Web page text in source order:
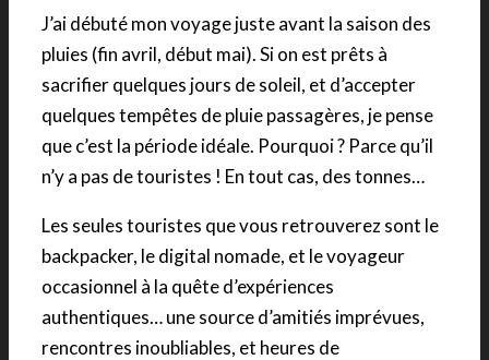
J’ai débuté mon voyage juste avant la saison des
pluies (fin avril, début mai). Si on est prêts à
sacrifier quelques jours de soleil, et d’accepter
quelques tempêtes de pluie passagères, je pense
que c’est la période idéale. Pourquoi ? Parce qu’il
n’y a pas de touristes ! En tout cas, des tonnes…
Les seules touristes que vous retrouverez sont le
backpacker, le digital nomade, et le voyageur
occasionnel à la quête d’expériences
authentiques… une source d’amitiés imprévues,
rencontres inoubliables, et heures de